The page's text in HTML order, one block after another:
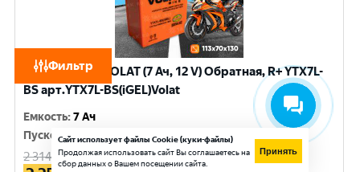
Фильтр
Аккумулятор VOLAT (7 Ач, 12 V) Обратная, R+ YTX7L-
BS арт.YTX7L-BS(iGEL)Volat
Емкость:7 Ач
Пусковой ток: 100 A
2 314 руб.
Сайт использует файлы Cookie (куки-файлы)
Продолжая использовать сайт Вы соглашаетесь на
сбор данных о Вашем посещении сайта.
Принять